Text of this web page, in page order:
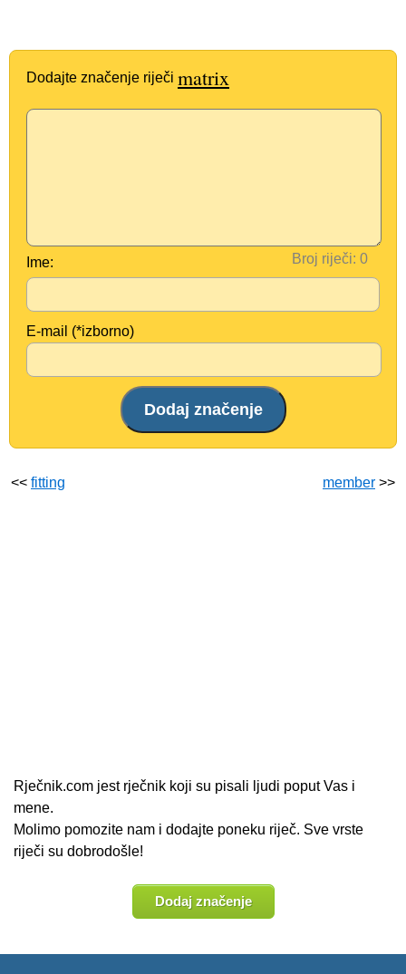
Dodajte značenje riječi matrix
Broj riječi:
Ime:
E-mail (*izborno)
<< fitting member >>
Rječnik.com jest rječnik koji su pisali ljudi poput Vas i
mene.
Molimo pomozite nam i dodajte poneku riječ. Sve vrste
riječi su dobrodošle!
Dodaj značenje